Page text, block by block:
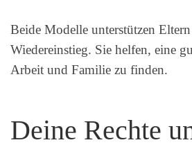
Beide Modelle unterstützen
Wiedereinstieg. Sie helfen, eine
Arbeit und Familie zu finden.
Deine Rechte